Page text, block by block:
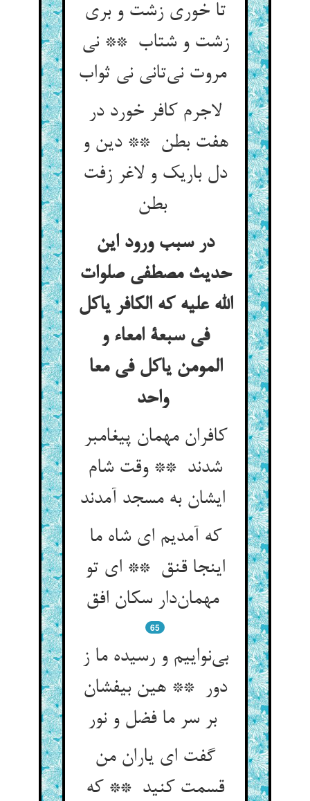
تا خوری زشت و بری
زشت و شتاب ** نی
مروت نی‌تانی نی ثواب
لاجرم کافر خورد در
هفت بطن ** دین و
دل باریک و لاغر زفت
بطن
در سبب ورود این
حدیث مصطفی صلوات
الله علیه که الکافر یاکل
فی سبعة امعاء و
المومن یاکل فی معا
واحد
کافران مهمان پیغامبر
شدند ** وقت شام
که آمدیم ای شاه ما
اینجا قنق ** ای تو
مهمان‌دار سکان افق
65
بی‌نواییم و رسیده ما ز
دور ** هین بیفشان
بر سر ما فضل و نور
گفت ای یاران من
قسمت کنید ** که